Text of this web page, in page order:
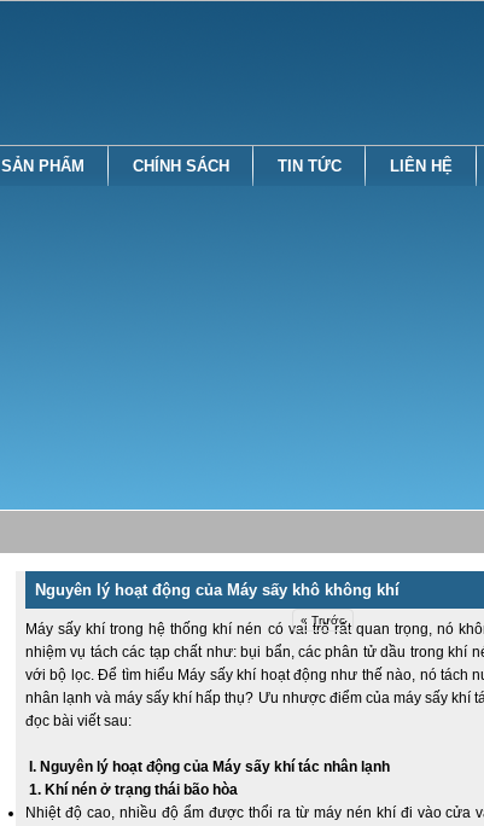
SẢN PHẨM CHÍNH SÁCH TIN TỨC LIÊN HỆ
Nguyên lý hoạt động của Máy sấy khô không khí
Máy sấy khí trong hệ thống khí nén có vai trò rất quan trọng, nó
nhiệm vụ tách các tạp chất như: bụi bẩn, các phân tử dầu trong khí
với bộ lọc. Để tìm hiểu Máy sấy khí hoạt động như thế nào, nó tách
nhân lạnh và máy sấy khí hấp thụ? Ưu nhược điểm của máy sấy khí
đọc bài viết sau:
I. Nguyên lý hoạt động của Máy sấy khí tác nhân lạnh
1. Khí nén ở trạng thái bão hòa
Nhiệt độ cao, nhiều độ ẩm được thổi ra từ máy nén khí đi vào
« Trước